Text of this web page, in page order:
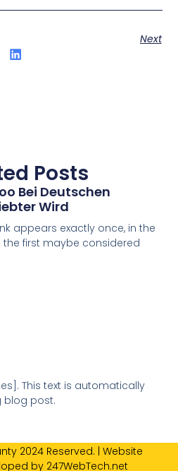
Next
Posts
Bei Deutschen
Wird
appears exactly once, in the
first maybe considered
This text is automatically
blog post.
2024 Reserved. | Website
by 247WebTech.net